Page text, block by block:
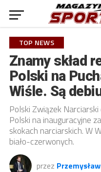
TOP NEWS
Znamy skład
Polski na
Wiśle. Są
Polski Związek Narciarski
Polski na inauguracyjne
skokach narciarskich. W
biało-czerwonych.
przez